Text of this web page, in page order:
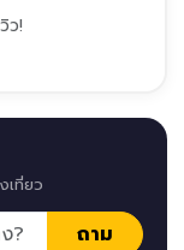
ว!
เที่ยว
ถาม